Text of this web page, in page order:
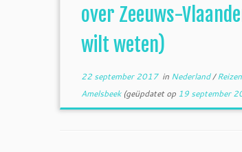
over Zeeuws-
wilt weten)
22 september 2017in Nederland/Reizen
Amelsbeek(geüpdatet op 19 september